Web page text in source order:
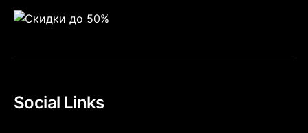
Social Links